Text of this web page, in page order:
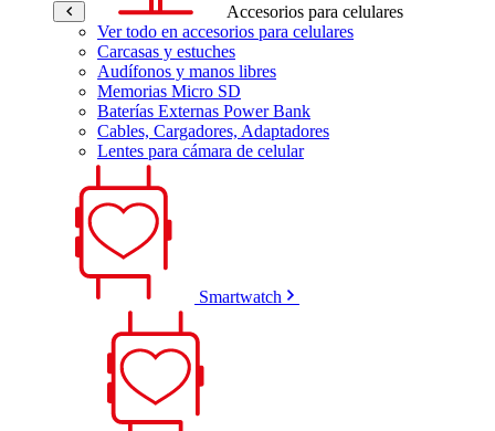
Accesorios para celulares
Ver todo en accesorios para celulares
Carcasas y estuches
Audífonos y manos libres
Memorias Micro SD
Baterías Externas Power Bank
Cables, Cargadores, Adaptadores
Lentes para cámara de celular
Smartwatch